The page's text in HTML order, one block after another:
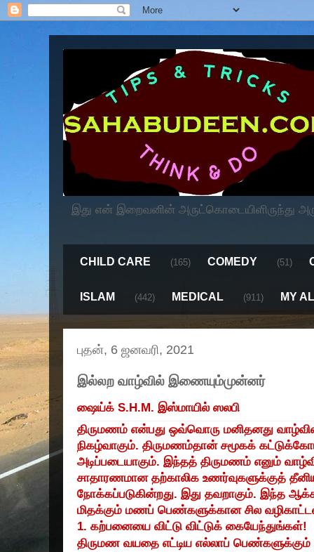
இது என் இறைவனின் அருட்கொடையிளிருந்து
CHILD CARE (165) COMEDY (51)
ISLAM (442) MEDICAL (911) MY
புதன், 6 ஜனவரி, 2021
இல்லற வாழ்வில் இணையும்முன்னர்
ஷைய்க் S.H.M. இஸ்மாயில் ஸலபி
திருமணம் என்பது ஒவ்வொரு மனிதனது
நிகழ்வாகும். திருமணம்தான் சமூகக்
அடிப்படையாகும். இந்தத் திருமணம் எனும்
சாதாரணமான தற்காலிக உணர்வுகளுக்குத்
நோக்கப்படுகின்றது. இது தவறாகும். இந்த
மிதக்கும் மணப் பெண்களுக்கான சில
1. கற்பனையை விட்டு விட்டுக் கையேந்துங்கள்!
திருமண வயதை எட்டிய எல்லாப்